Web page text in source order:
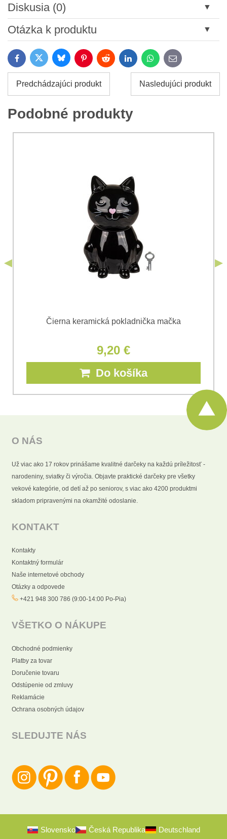
Diskusia (0)
Nový komentár
Názov:
Meno:*
Súhlasím so spracovaním osobných údajov za účelom
odoslania formulára. Oboznámil som sa s
Ochrany osobných údajov
Otázka k produktu
*
Váš e-mail:*
FacebookTwitter BlueskyPinterestReddit LinkedInWhatsApp
E-
mail
Predchádzajúci produkt Nasledujúci produkt
Podobné produkty
Čierna keramická pokladnička mačka
9,20 €
Do košíka
O NÁS
Už viac ako 17 rokov prinášame kvalitné darčeky na každú príležitosť -
narodeniny, sviatky či výročia. Objavte praktické darčeky pre všetky
vekové kategórie, od detí až po seniorov, s viac ako 4200 produktmi
skladom pripravenými na okamžité odoslanie.
KONTAKT
Kontakty
Kontaktný formulár
Naše internetové obchody
Otázky a odpovede
+421 948 300 786 (9:00-14:00 Po-Pia)
VŠETKO O NÁKUPE
Obchodné podmienky
Platby za tovar
Doručenie tovaru
Odstúpenie od zmluvy
Reklamácie
Ochrana osobných údajov
SLEDUJTE NÁS
Slovensko Česká Republika Deutschland